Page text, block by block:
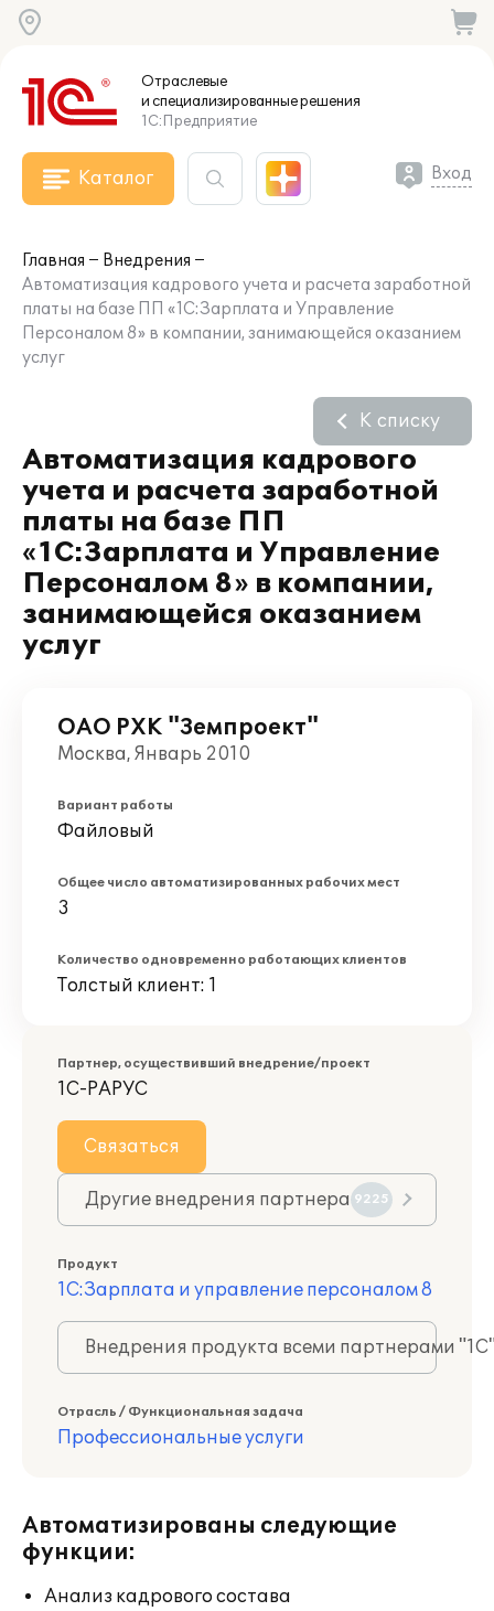
Отраслевые
и специализированныерешения
1С:Предприятие
Каталог Вход
Главная
Внедрения
Автоматизация кадрового учета и расчета заработной
платы на базе ПП «1С:Зарплата и Управление
Персоналом 8» в компании, занимающейся оказанием
услуг
Автоматизация кадрового
учета и расчета заработной
платы на базе ПП
«1С:Зарплата и Управление
Персоналом 8» в компании,
занимающейся оказанием
услуг
К списку
ОАО РХК "Земпроект"
Москва, Январь 2010
Вариант работы
Файловый
Общее число автоматизированных рабочих мест
3
Количество одновременно работающих клиентов
Толстый клиент: 1
Партнер, осуществивший внедрение/проект
1С-РАРУС
Связаться
Другие внедрения партнера 9225
Продукт
1С:Зарплата и управление персоналом 8
Внедрения продукта всеми партнерами
Отрасль / Функциональная задача
Профессиональные услуги
Автоматизированы следующие
функции:
Анализ кадрового состава